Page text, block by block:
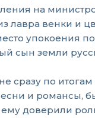
на
венки и
упокоения
сын земли
сразу по
и романсы,
доверили